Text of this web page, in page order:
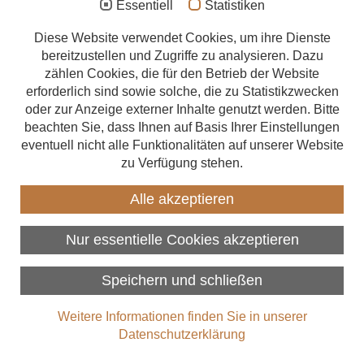
Aufstockung
Anbau
Energetische Sanierung
Finanzierung
Zimmerer finden
Holzbau
Wann ist ein Haus ein
Holzhaus?
Holzhäuser liegen im Trend – aber was genau macht ein
Holzhaus aus? Die Fassade allein verrät es jedenfalls nicht.
Datenschutz
Copyright 2026
Essentiell Statistiken
Diese Website verwendet Cookies, um ihre Dienste
bereitzustellen und Zugriffe zu analysieren. Dazu
zählen Cookies, die für den Betrieb der Website
erforderlich sind sowie solche, die zu Statistikzwecken
oder zur Anzeige externer Inhalte genutzt werden. Bitte
beachten Sie, dass Ihnen auf Basis Ihrer Einstellungen
eventuell nicht alle Funktionalitäten auf unserer Website
zu Verfügung stehen.
Alle akzeptieren
Nur essentielle Cookies akzeptieren
Speichern und schließen
Weitere Informationen finden Sie in unserer
Datenschutzerklärung